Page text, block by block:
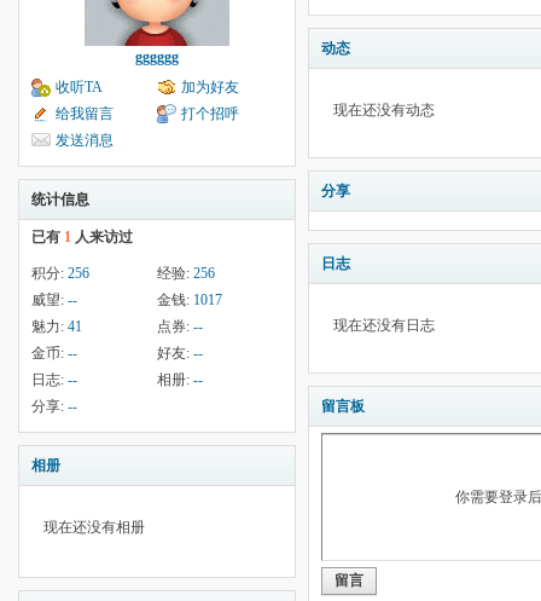
gggggg
收听TA
加为好友
给我留言
打个招呼
发送消息
统计信息
已有 1 人来访过
积分: 256 经验: 256
威望: -- 金钱: 1017
魅力: 41 点券: --
金币: -- 好友: --
日志: -- 相册: --
分享: --
相册
现在还没有相册
动态
现在还没有动态
分享
日志
现在还没有日志
留言板
你需要登录
留言